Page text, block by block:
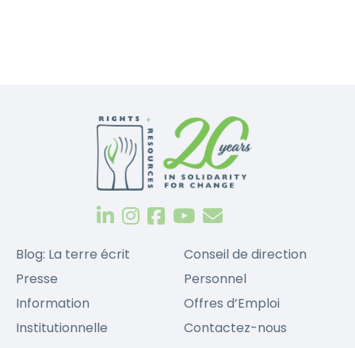
Blog: La terre écrit
Presse
Information
Institutionnelle
Conseil de direction
Personnel
Offres d’Emploi
Contactez-nous